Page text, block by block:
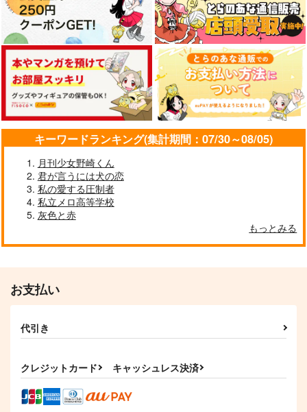
なんかもうあーあって感じ。2 特装
版
僕の愛しいよなさん
エンドロールは地獄まで 2 嘘つきなキスで今日もバイバイ
好きとおかえり
キーワードランキング(集計期間：07/30～08/05)
月刊少女野崎くん
君が言うには犬の恋
私の愛する圧制者
私立メロ高等学校
灰色と赤
もっとみる
お支払い
代引き
クレジットカード キャッシュレス決済